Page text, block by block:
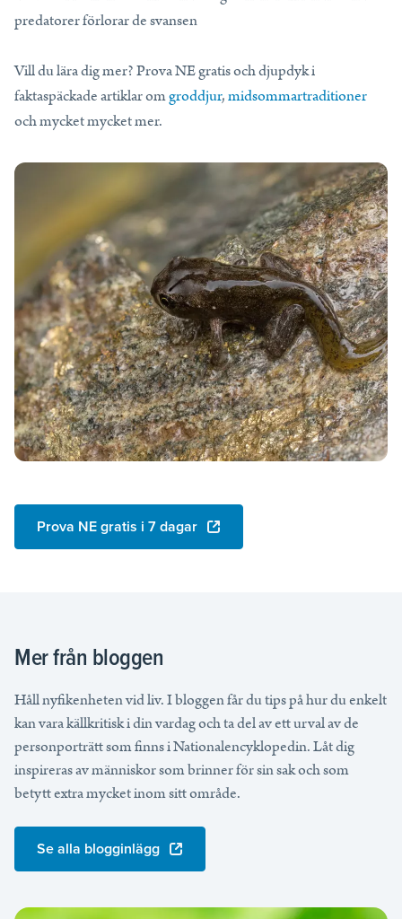
predatorer förlorar de svansen
Vill du lära dig mer? Prova NE gratis och djupdyk i
faktaspäckade artiklar omgroddjur,midsommartraditioner
och mycket mycket mer.
Prova NE gratis i 7 dagar
Mer från bloggen
Håll nyfikenheten vid liv. I bloggen får du tips på hur du enkelt
kan vara källkritisk i din vardag och ta del av ett urval av de
personporträtt som finns i Nationalencyklopedin. Låt dig
inspireras av människor som brinner för sin sak och som
betytt extra mycket inom sitt område.
Se alla blogginlägg